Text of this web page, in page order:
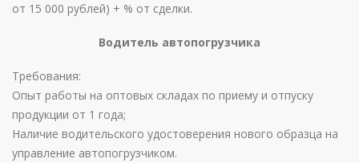
от 15 000 рублей) + % от сделки.
Водитель автопогрузчика
Требования:
Опыт работы на оптовых складах по приему и отпуску
продукции от 1 года;
Наличие водительского удостоверения нового образца на
управление автопогрузчиком.